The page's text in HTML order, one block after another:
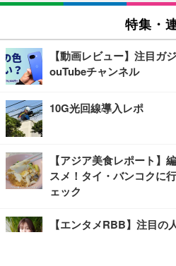
特集・
【動画レビュー】注目ガ
ouTubeチャンネル
10G光回線導入レポ
【アジア美食レポート】
スメ！タイ・バンコクに
ェック
【エンタメRBB】注目の